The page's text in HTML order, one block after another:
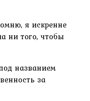
я искренне
ни того, чтобы
названием
за